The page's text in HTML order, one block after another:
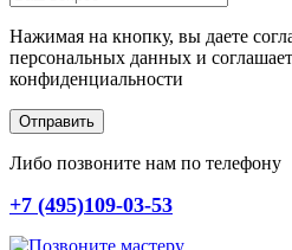
Нажимая на кнопку, вы даете
персональных данных и
конфиденциальности
Отправить
Либо позвоните нам по телефону
+7 (495)109-03-53